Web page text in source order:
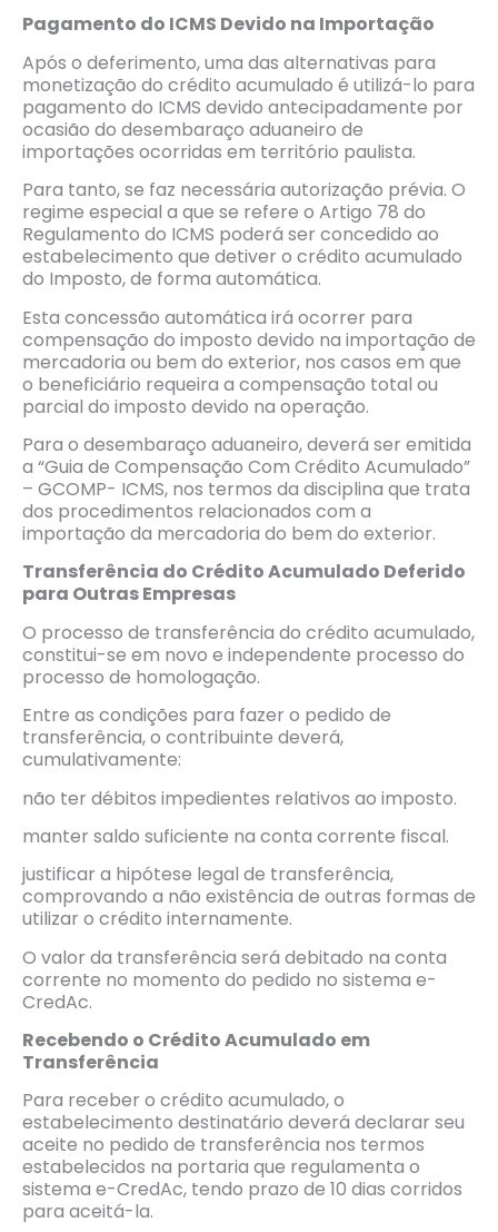
Pagamento do ICMS Devido na Importação
Após o deferimento, uma das alternativas para
monetização do crédito acumulado é utilizá-lo para
pagamento do ICMS devido antecipadamente por
ocasião do desembaraço aduaneiro de
importações ocorridas em território paulista.
Para tanto, se faz necessária autorização prévia. O
regime especial a que se refere o Artigo 78 do
Regulamento do ICMS poderá ser concedido ao
estabelecimento que detiver o crédito acumulado
do Imposto, de forma automática.
Esta concessão automática irá ocorrer para
compensação do imposto devido na importação de
mercadoria ou bem do exterior, nos casos em que
o beneficiário requeira a compensação total ou
parcial do imposto devido na operação.
Para o desembaraço aduaneiro, deverá ser emitida
a “Guia de Compensação Com Crédito Acumulado”
– GCOMP- ICMS, nos termos da disciplina que trata
dos procedimentos relacionados com a
importação da mercadoria do bem do exterior.
Transferência do Crédito Acumulado Deferido
para Outras Empresas
O processo de transferência do crédito acumulado,
constitui-se em novo e independente processo do
processo de homologação.
Entre as condições para fazer o pedido de
transferência, o contribuinte deverá,
cumulativamente:
não ter débitos impedientes relativos ao imposto.
manter saldo suficiente na conta corrente fiscal.
justificar a hipótese legal de transferência,
comprovando a não existência de outras formas de
utilizar o crédito internamente.
O valor da transferência será debitado na conta
corrente no momento do pedido no sistema e-
CredAc.
Recebendo o Crédito Acumulado em
Transferência
Para receber o crédito acumulado, o
estabelecimento destinatário deverá declarar seu
aceite no pedido de transferência nos termos
estabelecidos na portaria que regulamenta o
sistema e-CredAc, tendo prazo de 10 dias corridos
para aceitá-la.